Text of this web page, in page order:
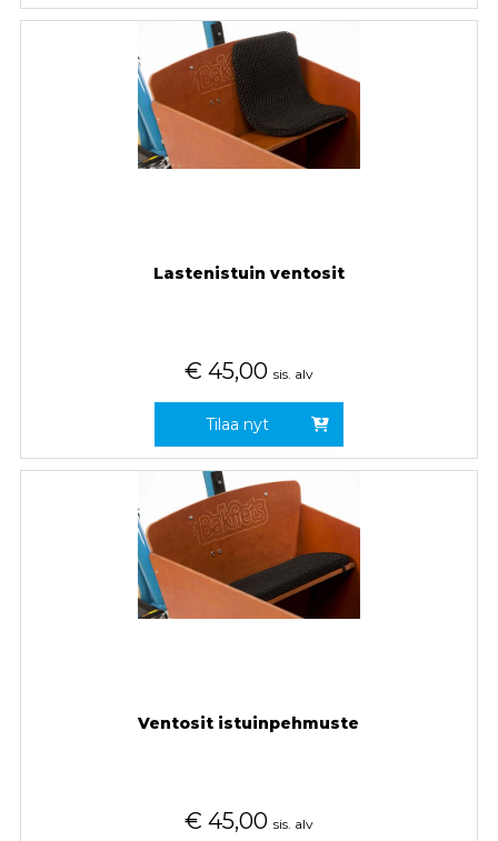
Lastenistuin ventosit
€ 45,00 sis. alv
Tilaa nyt
Ventosit istuinpehmuste
€ 45,00 sis. alv